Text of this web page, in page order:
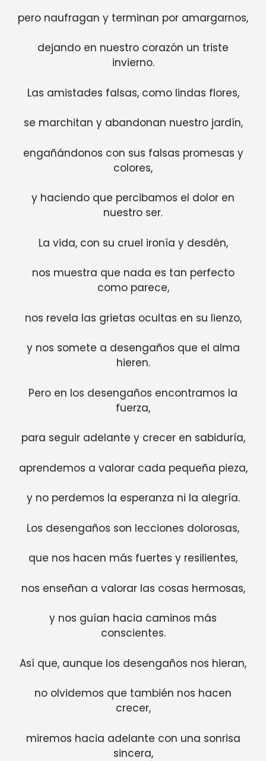
pero naufragan y terminan por amargarnos,
dejando en nuestro corazón un triste
invierno.
Las amistades falsas, como lindas flores,
se marchitan y abandonan nuestro jardín,
engañándonos con sus falsas promesas y
colores,
y haciendo que percibamos el dolor en
nuestro ser.
La vida, con su cruel ironía y desdén,
nos muestra que nada es tan perfecto
como parece,
nos revela las grietas ocultas en su lienzo,
y nos somete a desengaños que el alma
hieren.
Pero en los desengaños encontramos la
fuerza,
para seguir adelante y crecer en sabiduría,
aprendemos a valorar cada pequeña pieza,
y no perdemos la esperanza ni la alegría.
Los desengaños son lecciones dolorosas,
que nos hacen más fuertes y resilientes,
nos enseñan a valorar las cosas hermosas,
y nos guían hacia caminos más
conscientes.
Así que, aunque los desengaños nos hieran,
no olvidemos que también nos hacen
crecer,
miremos hacia adelante con una sonrisa
sincera,